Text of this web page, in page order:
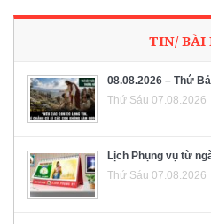
TIN/ BÀI
08.08.2026 – Thứ
Thứ Sáu 07.08.2026
Lịch Phụng vụ từ
Thứ Sáu 07.08.2026